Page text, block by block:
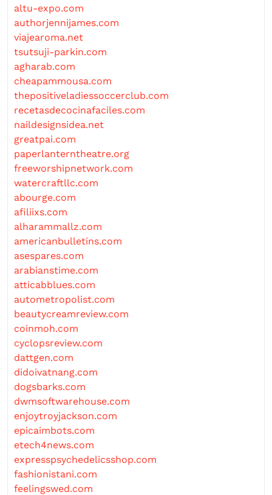
altu-expo.com
authorjennijames.com
viajearoma.net
tsutsuji-parkin.com
agharab.com
cheapammousa.com
thepositiveladiessoccerclub.com
recetasdecocinafaciles.com
naildesignsidea.net
greatpai.com
paperlanterntheatre.org
freeworshipnetwork.com
watercraftllc.com
abourge.com
afiliixs.com
alharammallz.com
americanbulletins.com
asespares.com
arabianstime.com
atticabblues.com
autometropolist.com
beautycreamreview.com
coinmoh.com
cyclopsreview.com
dattgen.com
didoivatnang.com
dogsbarks.com
dwmsoftwarehouse.com
enjoytroyjackson.com
epicaimbots.com
etech4news.com
expresspsychedelicsshop.com
fashionistani.com
feelingswed.com